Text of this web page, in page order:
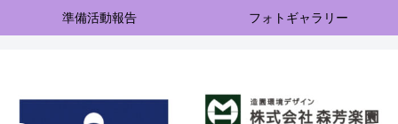
準備活動報告 フォトギャラリー